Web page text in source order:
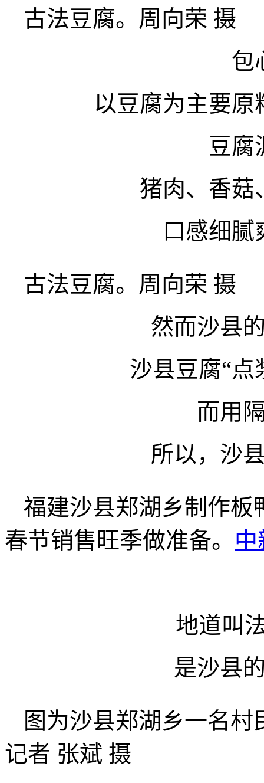
古法豆腐。周向荣 摄
包
以豆腐为主要
豆腐
猪肉、香菇
口感细
古法豆腐。周向荣 摄
然而沙县
沙县豆腐“点
而用
所以，沙
福建沙县郑湖乡制作板
春节销售旺季做准备。 中
地道叫
是沙县
图为沙县郑湖乡一名
记者 张斌 摄